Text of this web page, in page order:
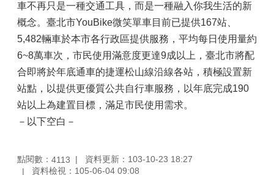
車不再只是一種交通工具，而是一種融入你我生活的新
概念。臺北市YouBike微笑單車目前已提供167站、
5,482輛車於本市各行政區提供服務，平均每日使用量約
6~8萬車次，市民使用滿意度更達9成以上，臺北市將配
合即將於年底通車的捷運松山線沿線各站，積極設置新
站點，以提供更優質公共自行車服務，以年底完成190
站以上為建置目標，滿足市民使用需求。
－以下空白－
點閱數： 4113
資料更新：103-10-23 18:27
資料檢視：105-06-04 09:08